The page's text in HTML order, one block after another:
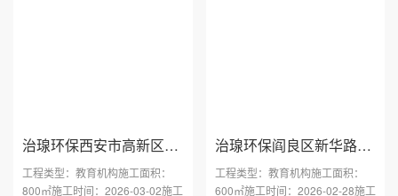
治瑔环保西安市高新区某小学甲醛检测
工程类型：教育机构施工面积：
800㎡施工时间：2026-03-02施工
治瑔环保阎良区新华路托育中心甲醛治理
工程类型：教育机构施工面积：
600㎡施工时间：2026-02-28施工